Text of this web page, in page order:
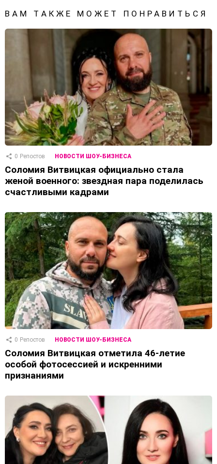
ВАМ ТАКЖЕ МОЖЕТ ПОНРАВИТЬСЯ
0 Репостов НОВОСТИ ШОУ-БИЗНЕСА
Соломия Витвицкая официально стала
женой военного: звездная пара поделилась
счастливыми кадрами
0 Репостов НОВОСТИ ШОУ-БИЗНЕСА
Соломия Витвицкая отметила 46-летие
особой фотосессией и искренними
признаниями